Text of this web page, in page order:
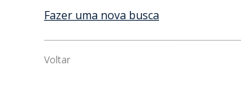
Fazer uma nova busca
Voltar